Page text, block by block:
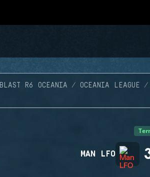
BLAST R6 OCEANIA OCEANIA LEAGUE
MAN LFO